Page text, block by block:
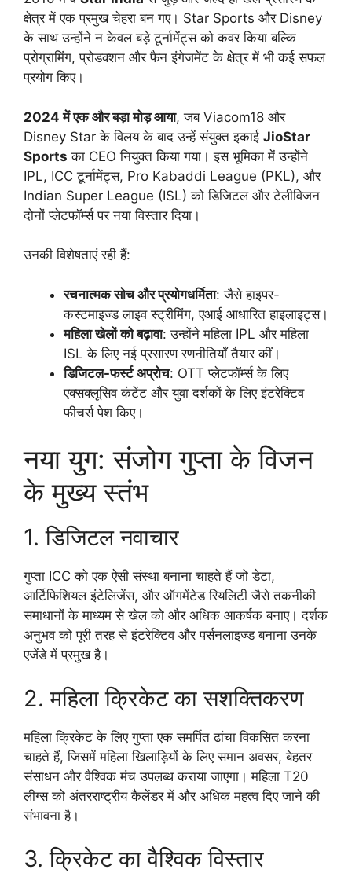
क्षेत्र में एक प्रमुख चेहरा बन गए। Star Sports और Disney
के साथ उन्होंने न केवल बड़े टूर्नामेंट्स को कवर किया बल्कि
प्रोग्रामिंग, प्रोडक्शन और फैन इंगेजमेंट के क्षेत्र में भी कई सफल
प्रयोग किए।
2024 में एक और बड़ा मोड़ आया, जब Viacom18 और
Disney Star के विलय के बाद उन्हें संयुक्त इकाई JioStar
Sports का CEO नियुक्त किया गया। इस भूमिका में उन्होंने
IPL, ICC टूर्नामेंट्स, Pro Kabaddi League (PKL), और
Indian Super League (ISL) को डिजिटल और टेलीविजन
दोनों प्लेटफॉर्म्स पर नया विस्तार दिया।
उनकी विशेषताएं रही हैं:
रचनात्मक सोच और प्रयोगधर्मिता: जैसे हाइपर-
कस्टमाइज्ड लाइव स्ट्रीमिंग, एआई आधारित हाइलाइट्स।
महिला खेलों को बढ़ावा: उन्होंने महिला IPL और महिला
ISL के लिए नई प्रसारण रणनीतियाँ तैयार कीं।
डिजिटल-फर्स्ट अप्रोच: OTT प्लेटफॉर्म्स के लिए
एक्सक्लूसिव कंटेंट और युवा दर्शकों के लिए इंटरेक्टिव
फीचर्स पेश किए।
नया युग: संजोग गुप्ता के विजन
के मुख्य स्तंभ
1. डिजिटल नवाचार
गुप्ता ICC को एक ऐसी संस्था बनाना चाहते हैं जो डेटा,
आर्टिफिशियल इंटेलिजेंस, और ऑगमेंटेड रियलिटी जैसे तकनीकी
समाधानों के माध्यम से खेल को और अधिक आकर्षक बनाए। दर्शक
अनुभव को पूरी तरह से इंटरेक्टिव और पर्सनलाइज्ड बनाना उनके
एजेंडे में प्रमुख है।
2. महिला क्रिकेट का सशक्तिकरण
महिला क्रिकेट के लिए गुप्ता एक समर्पित ढांचा विकसित करना
चाहते हैं, जिसमें महिला खिलाड़ियों के लिए समान अवसर, बेहतर
संसाधन और वैश्विक मंच उपलब्ध कराया जाएगा। महिला T20
लीग्स को अंतरराष्ट्रीय कैलेंडर में और अधिक महत्व दिए जाने की
संभावना है।
3. क्रिकेट का वैश्विक विस्तार